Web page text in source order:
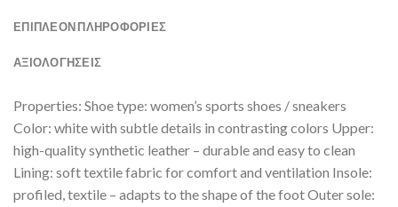
ΕΠΙΠΛΈΟΝ ΠΛΗΡΟΦΟΡΊΕΣ
ΑΞΙΟΛΟΓΗΣΕΙΣ
Properties: Shoe type: women’s sports shoes / sneakers
Color: white with subtle details in contrasting colors Upper:
high-quality synthetic leather – durable and easy to clean
Lining: soft textile fabric for comfort and ventilation Insole:
profiled, textile – adapts to the shape of the foot Outer sole: